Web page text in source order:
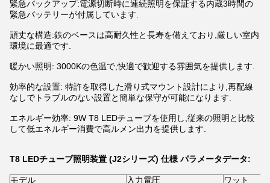
緊急バックアップ:電源切断時に連続照明を保証する内蔵3時間の
緊急バッテリーが付属しています.
頑丈な構造:鉄のベースは高耐久性と長寿を備えており,厳しい室内
環境に最適です.
暖かい照明: 3000Kの色温で,快適で歓迎する雰囲気を提供します.
効率的な設置: 特許を取得した滑り式マウント設計により,再配線
なしでトラブルのない設置と簡単な保守が可能になります.
エネルギー効率: 9W T8 LEDチューブを使用し,従来の照明と比較
して低エネルギー消費で高ルメン出力を提供します.
T8 LEDチューブ照明装置 (J2シリーズ) 仕様 パラメータデータ:
モデル 入力電圧
ワット